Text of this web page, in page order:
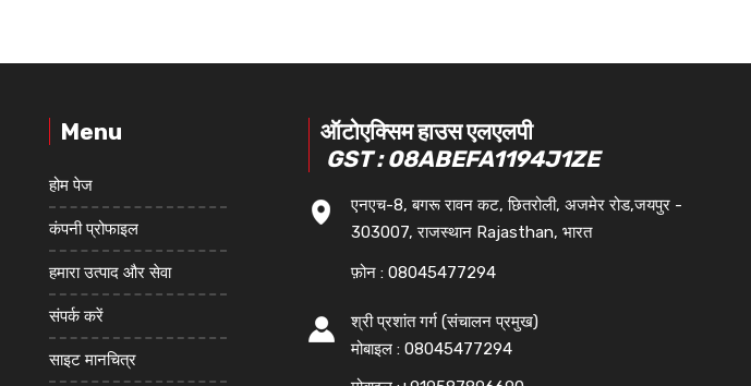
Menu
होम पेज
कंपनी प्रोफाइल
हमारा उत्पाद और सेवा
संपर्क करें
साइट मानचित्र
ऑटोएक्सिम हाउस एलएलपी
GST : 08ABEFA1194J1ZE
एनएच-8, बगरू रावन कट, छितरोली, अजमेर रोड,जयपुर -
303007, राजस्थान Rajasthan, भारत
फ़ोन :08045477294
श्री प्रशांत गर्ग (संचालन प्रमुख)
मोबाइल :08045477294